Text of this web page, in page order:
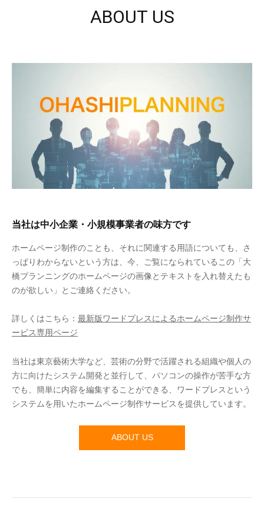
ABOUT US
当社は中小企業・小規模事業者の味方です
ホームページ制作のことも、それに関連する用語についても、さ
っぱりわからないという方は、今、ご覧になられているこの「大
橋プランニングのホームページの画像とテキストを入れ替えたも
のが欲しい」とご連絡ください。
詳しくはこちら： 最新版ワードプレスによるホームページ制作サ
ービス専用ページ
当社は東京藝術大学など、芸術の分野で活躍される組織や個人の
方に向けたシステム開発と並行して、パソコンの操作が苦手な方
でも、簡単に内容を編集することができる、ワードプレスという
システムを用いたホームページ制作サービスを提供しています。
ABOUT US